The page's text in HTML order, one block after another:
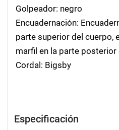
Golpeador: negro
Encuadernación:
parte superior del cuerpo,
marfil en la parte posterior
Cordal: Bigsby
Especificación